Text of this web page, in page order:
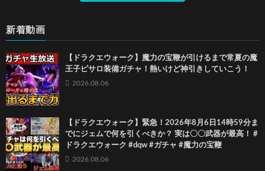
新着動画
【ドラクエウォーク】魔力の宝鞭が引けるまで常夏の魔
王子ピサロ装備ガチャ！熱いけど神引きしていこう！
2026.08.06
【ドラクエウォーク】緊急！2026年8月6日14時59分ま
でにジェムで何を引くべきか？ 実は〇〇武器が最高！ #
ドラクエウォーク #dqw #ガチャ #魔力の宝鞭
2026.08.06